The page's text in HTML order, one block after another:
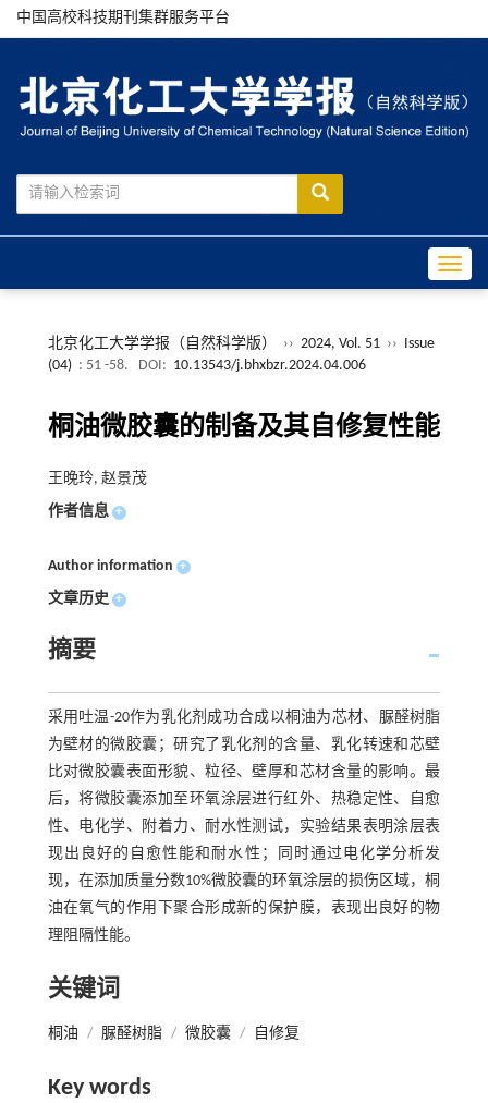
中国高校科技期刊集群服务平台
北京化工大学学报（自然科学版） ›› 2024, Vol. 51 ›› Issue
(04) : 51 -58. DOI: 10.13543/j.bhxbzr.2024.04.006
桐油微胶囊的制备及其自修复性能
王晚玲, 赵景茂
作者信息 +
Author information +
文章历史 +
摘要
采用吐温-20作为乳化剂成功合成以桐油为芯材、脲醛树脂
为壁材的微胶囊；研究了乳化剂的含量、乳化转速和芯壁
比对微胶囊表面形貌、粒径、壁厚和芯材含量的影响。最
后，将微胶囊添加至环氧涂层进行红外、热稳定性、自愈
性、电化学、附着力、耐水性测试，实验结果表明涂层表
现出良好的自愈性能和耐水性；同时通过电化学分析发
现，在添加质量分数10%微胶囊的环氧涂层的损伤区域，桐
油在氧气的作用下聚合形成新的保护膜，表现出良好的物
理阻隔性能。
关键词
桐油 / 脲醛树脂 / 微胶囊 / 自修复
Key words